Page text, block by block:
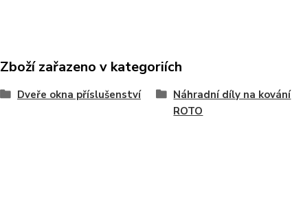
Zboží zařazeno v kategoriích
Dveře okna příslušenství
Náhradní díly na kování
ROTO